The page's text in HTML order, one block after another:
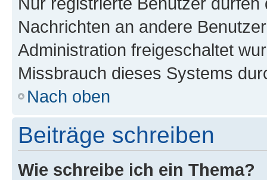
Nachrichten an andere
Administration freigeschaltet
Missbrauch dieses Systems
Nach oben
Beiträge schreiben
Wie schreibe ich ein Thema?